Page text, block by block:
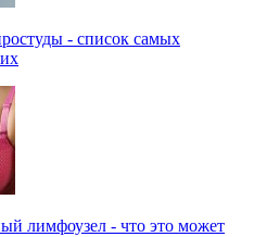
- список самых
лимфоузел - что это может